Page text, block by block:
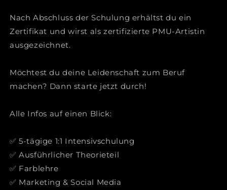
Nach Abschluss der Schulung erhältst du ein
Zertifikat und wirst als zertifizierte PMU-Artistin
ausgezeichnet.
Möchtest du deine Leidenschaft zum Beruf
machen? Dann starte jetzt durch!
Alle Infos auf einen Blick:
✅ 5-tägige 1:1 Intensivschulung
✅ Ausführlicher Theorieteil
✅ Farblehre
✅ Marketing & Social Media